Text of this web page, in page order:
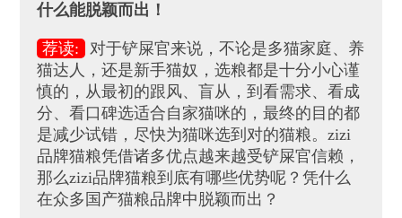
什么能脱颖而出！
荐读: 对于铲屎官来说，不论是多猫家庭、养
猫达人，还是新手猫奴，选粮都是十分小心谨
慎的，从最初的跟风、盲从，到看需求、看成
分、看口碑选适合自家猫咪的，最终的目的都
是减少试错，尽快为猫咪选到对的猫粮。zizi
品牌猫粮凭借诸多优点越来越受铲屎官信赖，
那么zizi品牌猫粮到底有哪些优势呢？凭什么
在众多国产猫粮品牌中脱颖而出？